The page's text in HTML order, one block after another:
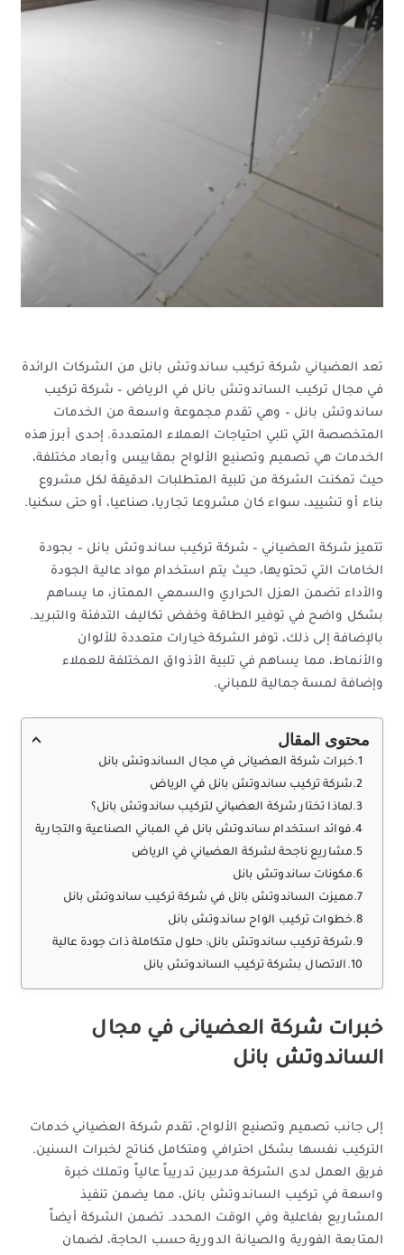
تعد العضياني شركة تركيب ساندوتش بانل من الشركات الرائدة
في مجال تركيب الساندوتش بانل في الرياض – شركة تركيب
ساندوتش بانل – وهي تقدم مجموعة واسعة من الخدمات
المتخصصة التي تلبي احتياجات العملاء المتعددة. إحدى أبرز هذه
الخدمات هي تصميم وتصنيع الألواح بمقاييس وأبعاد مختلفة،
حيث تمكنت الشركة من تلبية المتطلبات الدقيقة لكل مشروع
بناء أو تشييد، سواء كان مشروعا تجاريا، صناعيا، أو حتى سكنيا.
تتميز شركة العضياني – شركة تركيب ساندوتش بانل – بجودة
الخامات التي تحتويها، حيث يتم استخدام مواد عالية الجودة
والأداء تضمن العزل الحراري والسمعي الممتاز، ما يساهم
بشكل واضح في توفير الطاقة وخفض تكاليف التدفئة والتبريد.
بالإضافة إلى ذلك، توفر الشركة خيارات متعددة للألوان
والأنماط، مما يساهم في تلبية الأذواق المختلفة للعملاء
وإضافة لمسة جمالية للمباني.
محتوى المقال
خبرات شركة العضيانى في مجال الساندوتش بانل
شركة تركيب ساندوتش بانل في الرياض
لماذا تختار شركة العضیاني لتركيب ساندوتش بانل؟
فوائد استخدام ساندوتش بانل في المباني الصناعية والتجارية
مشاريع ناجحة لشركة العضیاني في الرياض
مكونات ساندوتش بانل
مميزت الساندوتش بانل في شركة تركيب ساندوتش بانل
خطوات تركيب الواح ساندوتش بانل
شركة تركيب ساندوتش بانل: حلول متكاملة ذات جودة عالية
الاتصال بشركة تركيب الساندوتش بانل
خبرات شركة العضيانى في مجال
الساندوتش بانل
إلى جانب تصميم وتصنيع الألواح، تقدم شركة العضياني خدمات
التركيب نفسها بشكل احترافي ومتكامل كناتج لخبرات السنين.
فريق العمل لدى الشركة مدربين تدريباً عالياً وتملك خبرة
واسعة في تركيب الساندوتش بانل، مما يضمن تنفيذ
المشاريع بفاعلية وفي الوقت المحدد. تضمن الشركة أيضاً
المتابعة الفورية والصيانة الدورية حسب الحاجة، لضمان